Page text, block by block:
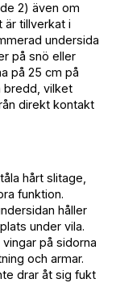
2) även om
är tillverkat i
undersida
på snö eller
på 25 cm på
bredd, vilket
direkt kontakt
hårt slitage,
funktion.
håller
under vila.
på sidorna
och armar.
drar åt sig fukt